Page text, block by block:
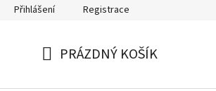
Přihlášení Registrace
PRÁZDNÝ KOŠÍK